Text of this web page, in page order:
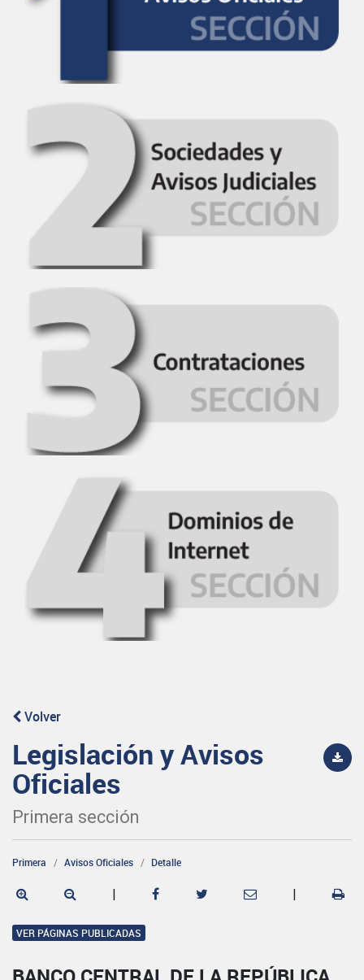
Volver
Legislación y Avisos
Oficiales
Primera sección
Primera Avisos Oficiales Detalle
| |
VER PÁGINAS PUBLICADAS